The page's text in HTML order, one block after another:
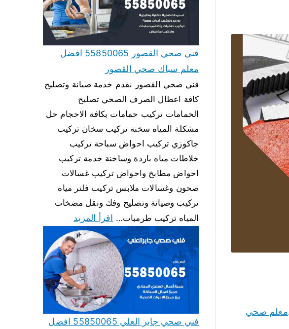
معلم صحي
فني صحي القصور 55850065 افضل
معلم سباك صحي القصور
فني صحي القصور نقدم خدمة صيانة وتصليح
كافة اعطال الصرف الصحي تصليح
الحمامات تركيب حمامات بكافة الاحجام حل
مشكلة المياه سخنة تركيب سخان تركيب
جاكوزي تركيب احواض سباحة تركيب
خلاطات مياه باردة وساخنة خدمة تركيب
احواض مطابخ واحواض تركيب غسالات
صحون وغسالات ملابس تركيب فلتر مياه
تركيب وصيانة وتصليح وفك ونقل مضخات
المياه تركيب طرمبات… اقرأ المزيد
فني صحي جابر العلي 55850065 افضل